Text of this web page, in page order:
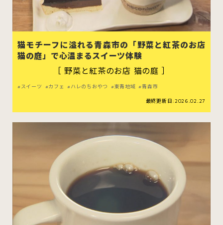
猫モチーフに溢れる青森市の「野菜と紅茶のお店
猫の庭」で心温まるスイーツ体験
［ 野菜と紅茶のお店 猫の庭 ］
スイーツ カフェ ハレのちおやつ 東青地域 青森市
最終更新日:2026.02.27